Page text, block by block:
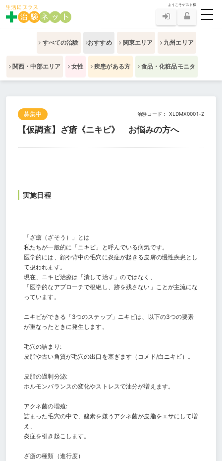
ようこそゲスト様
すべての治験 おすすめ 関東エリア 九州エリア
関西・中部エリア 女性 疾患がある方 食品・化粧品モニタ
募集中 治験コード： XLDMX0001-Z
【仮調査】ざ瘡《ニキビ》 お悩みの方へ
実施日程
「ざ瘡（ざそう）」とは
私たちが一般的に「ニキビ」と呼んでいる病気です。
医学的には、顔や背中の毛穴に炎症が起きる皮膚の慢性疾患とし
て扱われます。
現在、ニキビ治療は「潰して治す」のではなく、
「医学的なアプローチで根絶し、跡を残さない」ことが主流にな
っています。
ニキビができる「3つのステップ」ニキビは、以下の3つの要素
が重なったときに発生します。
毛穴の詰まり:
皮脂や古い角質が毛穴の出口を塞ぎます（コメド/白ニキビ）。
皮脂の過剰分泌:
ホルモンバランスの変化やストレスで油分が増えます。
アクネ菌の増殖:
詰まった毛穴の中で、酸素を嫌うアクネ菌が皮脂をエサにして増
え、
炎症を引き起こします。
ざ瘡の種類（進行度）